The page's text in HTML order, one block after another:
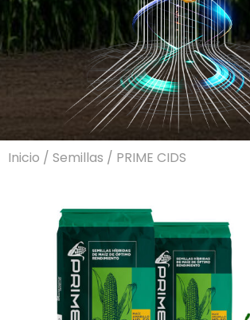
Inicio / Semillas / PRIME CIDS